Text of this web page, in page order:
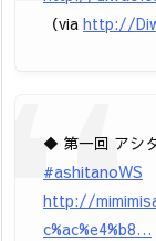
（via http://
◆ 第一回 アシ
#ashitanoWS
http://
c%ac%e4%b8…